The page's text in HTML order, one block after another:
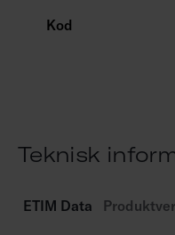
Kod
Teknisk
ETIM Data